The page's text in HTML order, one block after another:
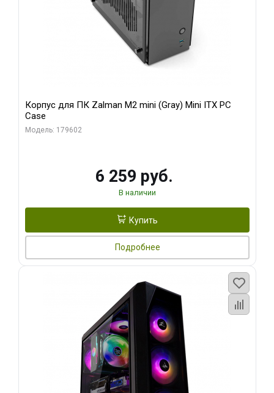
Корпус для ПК Zalman M2 mini (Gray) Mini ITX PC
Case
Модель: 179602
6 259 руб.
В наличии
Купить
Подробнее